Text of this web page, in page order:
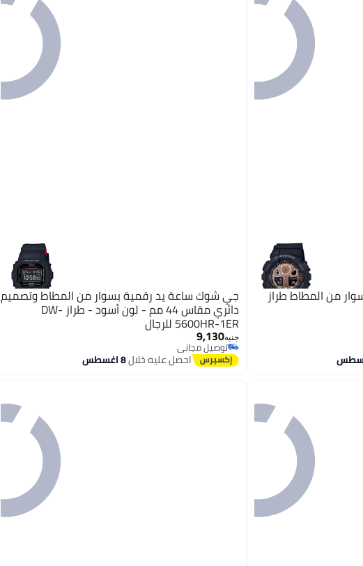
من المطاط طراز جي شوك ساعة يد رقمية بسوار من المطاط وتصميم
دائري مقاس 44 مم - لون أسود - طراز DW-
5600HR-1ER للرجال
جنيه9,130
توصيل مجاني
توصيل مجانياحصل عليه خلال8 اغسطس